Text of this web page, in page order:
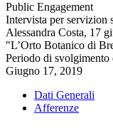
Public Engagement
Intervista per
Alessandra Costa, 17
"L’Orto Botanico di
Periodo di svolgimento
Giugno 17, 2019
Dati Generali
Afferenze